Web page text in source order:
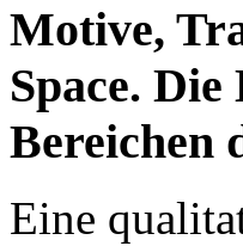
Motive,
Space.
Bereichen
Eine